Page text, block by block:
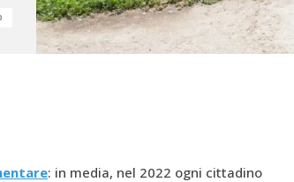
: in media, nel 2022 ogni cittadino